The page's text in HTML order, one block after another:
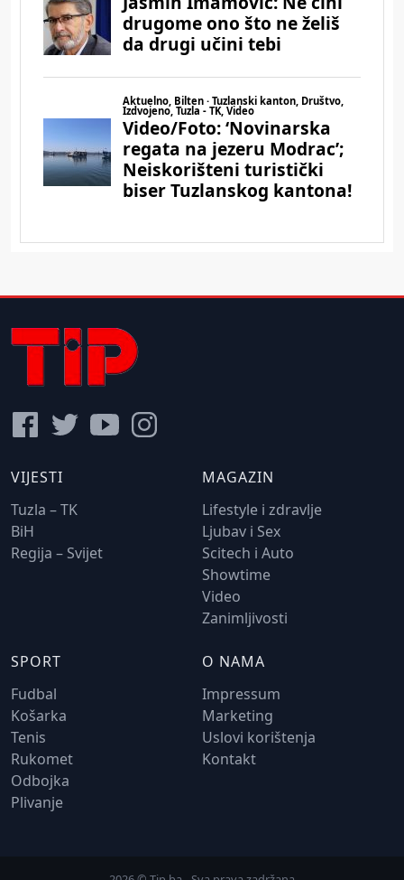
VIJESTI
Tuzla – TK
BiH
Regija – Svijet
MAGAZIN
Lifestyle i zdravlje
Ljubav i Sex
Scitech i Auto
Showtime
Video
Zanimljivosti
SPORT
Fudbal
Košarka
Tenis
Rukomet
Odbojka
Plivanje
O NAMA
Impressum
Marketing
Uslovi korištenja
Kontakt